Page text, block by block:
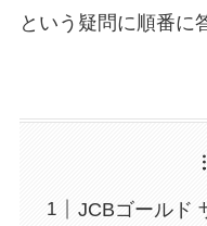
という疑問に順番に
JCBゴールド